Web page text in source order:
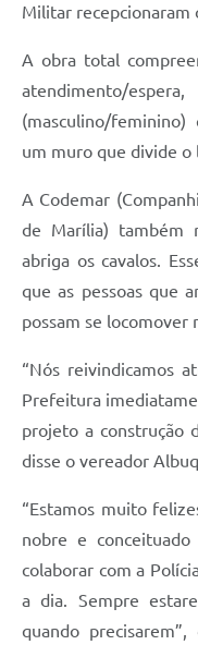
Militar recepcionaram
A obra total
atendimento/
(masculino/
um muro que divide o
A Codemar
de Marília) também
abriga os cavalos.
que as pessoas que
possam se
“Nós reivindicamos
Prefeitura
projeto a construção
disse o vereador
“Estamos muito
nobre e
colaborar com a
a dia. Sempre
quando